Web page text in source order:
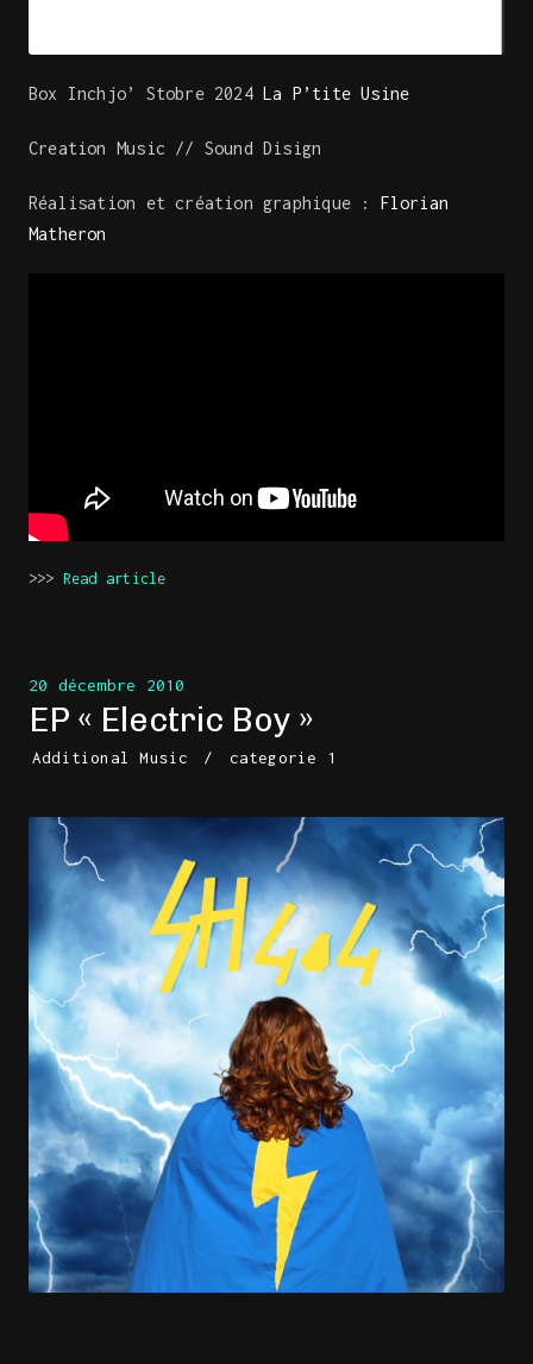
Box Inchjo’ Stobre 2024La P’tite Usine
Creation Music // Sound Disign
Réalisation et création graphique : Florian
Matheron
>>> Read article
20 décembre 2010
EP « Electric Boy »
Additional Music / categorie 1